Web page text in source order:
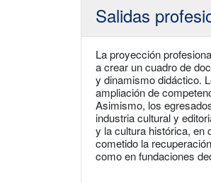
Salidas
La proyección
a crear un cuadro de
y dinamismo didáctico.
ampliación de
Asimismo, los
industria cultural y
y la cultura histórica, en
cometido la
como en fundaciones